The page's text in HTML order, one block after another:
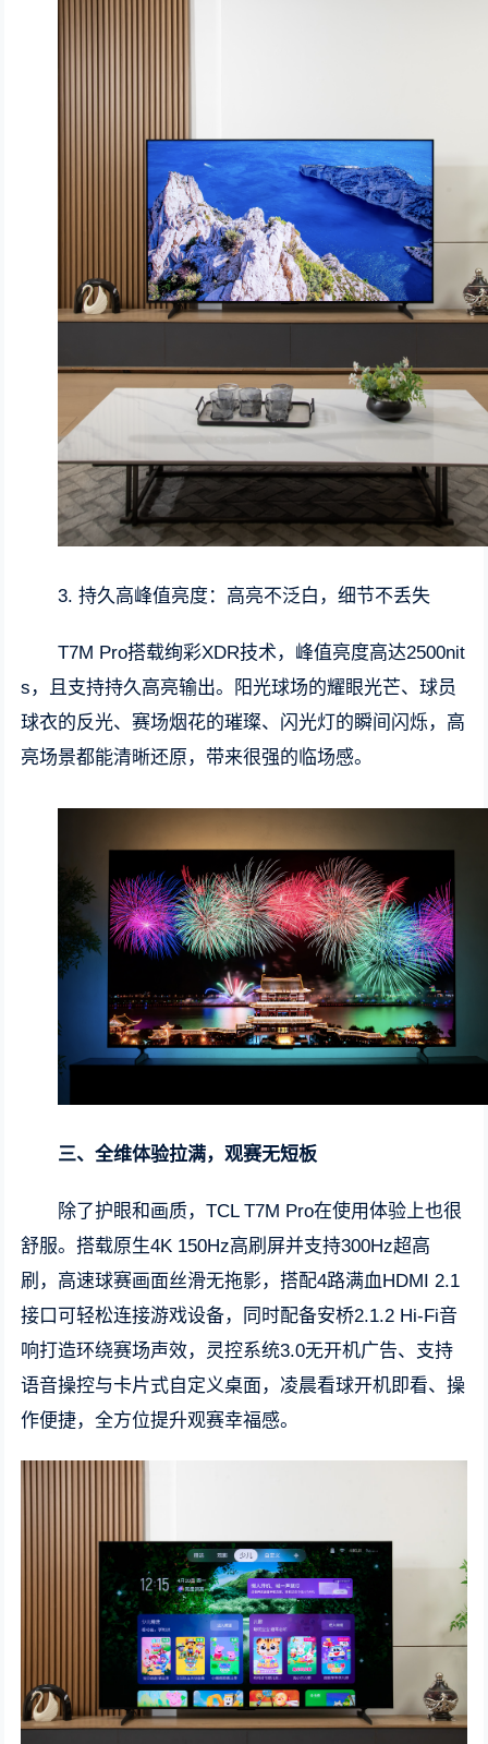
3. 持久高峰值亮度：高亮不泛白，细节不丢失
T7M Pro搭载绚彩XDR技术，峰值亮度高达2500nit
s，且支持持久高亮输出。阳光球场的耀眼光芒、球员
球衣的反光、赛场烟花的璀璨、闪光灯的瞬间闪烁，高
亮场景都能清晰还原，带来很强的临场感。
三、全维体验拉满，观赛无短板
除了护眼和画质，TCL T7M Pro在使用体验上也很
舒服。搭载原生4K 150Hz高刷屏并支持300Hz超高
刷，高速球赛画面丝滑无拖影，搭配4路满血HDMI 2.1
接口可轻松连接游戏设备，同时配备安桥2.1.2 Hi-Fi音
响打造环绕赛场声效，灵控系统3.0无开机广告、支持
语音操控与卡片式自定义桌面，凌晨看球开机即看、操
作便捷，全方位提升观赛幸福感。